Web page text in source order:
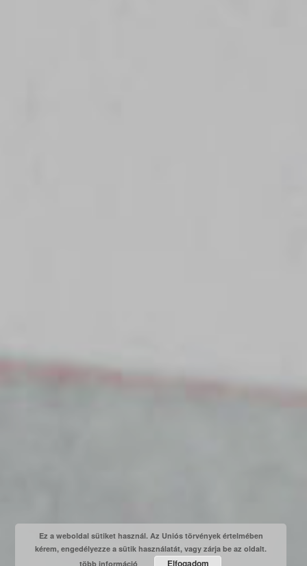
Ez a weboldal sütiket használ. Az Uniós törvények értelmében
kérem, engedélyezze a sütik használatát, vagy zárja be az oldalt.
több információ
Elfogadom